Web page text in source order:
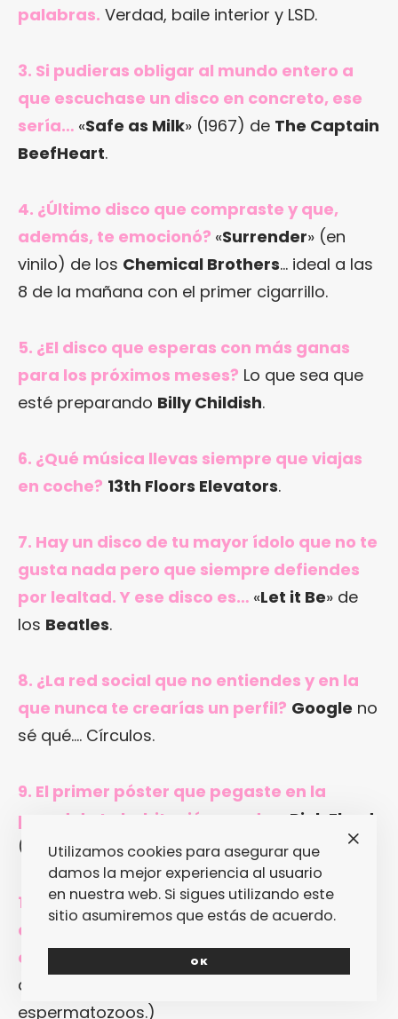
palabras. Verdad, baile interior y LSD.
3. Si pudieras obligar al mundo entero a
que escuchase un disco en concreto, ese
sería… «Safe as Milk» (1967) de The Captain
BeefHeart.
4. ¿Último disco que compraste y que,
además, te emocionó? «Surrender» (en
vinilo) de los Chemical Brothers… ideal a las
8 de la mañana con el primer cigarrillo.
5. ¿El disco que esperas con más ganas
para los próximos meses? Lo que sea que
esté preparando Billy Childish.
6. ¿Qué música llevas siempre que viajas
en coche? 13th Floors Elevators.
7. Hay un disco de tu mayor ídolo que no te
gusta nada pero que siempre defiendes
por lealtad. Y ese disco es… «Let it Be» de
los Beatles.
8. ¿La red social que no entiendes y en la
que nunca te crearías un perfil? Google no
sé qué…. Círculos.
9. El primer póster que pegaste en la
pared de tu habitación era de…
Pink Floyd
(las pirámides del «Dark Side of the Moon«).
10. ¿En qué festival o concierto te
avergüenzas de no haber estado como
espectador?
Monterrey 1967
que aún estaba lidiando con otros
espermatozoos.)
Utilizamos cookies para asegurar que
damos la mejor experiencia al usuario
en nuestra web. Si sigues utilizando este
sitio asumiremos que estás de acuerdo.
OK